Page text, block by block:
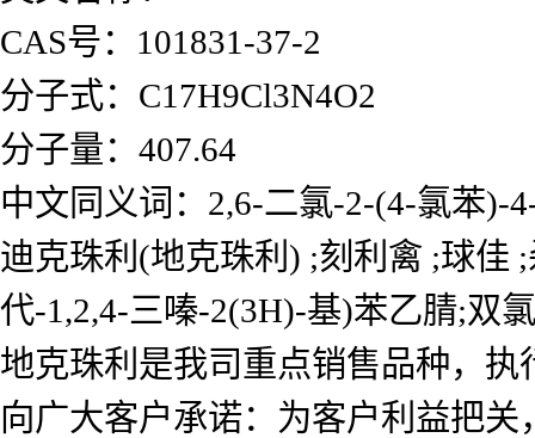
CAS号：101831-37-2
分子式：C17H9Cl3N4O2
分子量：407.64
中文同义词：2,6-二氯-2-(4-氯苯)-
迪克珠利(地克珠利) ;刻利禽 ;球佳
代-1,2,4-三嗪-2(3H)-基)苯乙腈;双
地克珠利是我司重点销售品种，
向广大客户承诺：为客户利益把